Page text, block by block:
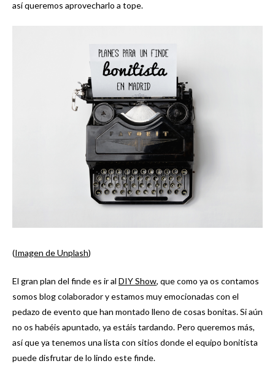
así queremos aprovecharlo a tope.
(Imagen de Unplash)
El gran plan del finde es ir al DIY Show, que como ya os contamos
somos blog colaborador y estamos muy emocionadas con el
pedazo de evento que han montado lleno de cosas bonitas. Si aún
no os habéis apuntado, ya estáis tardando. Pero queremos más,
así que ya tenemos una lista con sitios donde el equipo bonitista
puede disfrutar de lo lindo este finde.